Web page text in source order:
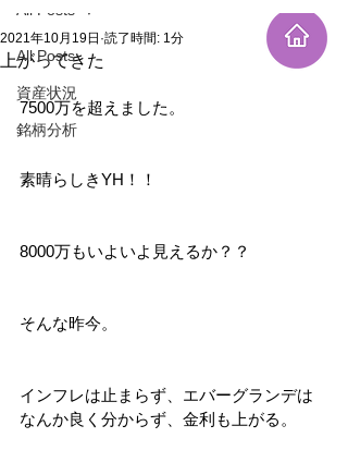
All Posts
資産状況
銘柄分析
All Posts
上がってきた
2021年10月19日 読了時間: 1分
7500万を超えました。
素晴らしきYH！！
8000万もいよいよ見えるか？？
そんな昨今。
インフレは止まらず、エバーグランデは
なんか良く分からず、金利も上がる。